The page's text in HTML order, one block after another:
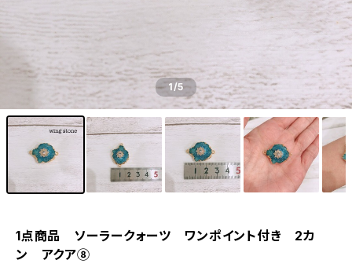
1/5
1点商品 ソーラークォーツ ワンポイント付き 2カ
ン アクア⑧